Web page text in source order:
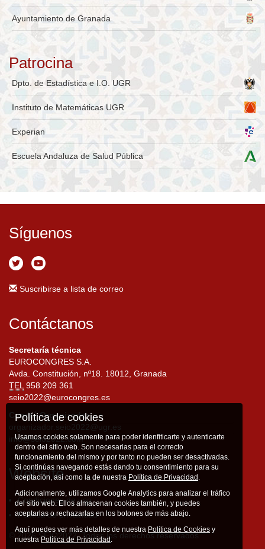
Ayuntamiento de Granada
Patrocina
Dpto. de Estadística e I.O. UGR
Instituto de Matemáticas UGR
Experian
Escuela Andaluza de Salud Pública
Síguenos
Suscribirse a lista de correo
Contáctanos
Secretaría técnica
EUROCONGRES S.A.
Avda. Constitución, nº18. 18012, Granada
TEL958 209 361
seio2022@eurocongres.es
Comité Organizador
organizador.seio2022@ugr.es
info@seio2022.com
Website
Condiciones de uso
Política de privacidad
© 2026 SEIO2022. Todos los derechos reservados
Política de cookies
Usamos cookies solamente para poder idenfiticarte y autenticarte
dentro del sitio web. Son necesarias para el correcto
funcionamiento del mismo y por tanto no pueden ser desactivadas.
Si continúas navegando estás dando tu consentimiento para su
aceptación, así como la de nuestra Política de Privacidad .
Adicionalmente, utilizamos Google Analytics para analizar el tráfico
del sitio web. Ellos almacenan cookies también, y puedes
aceptarlas o rechazarlas en los botones de más abajo.
Aquí puedes ver más detalles de nuestra Política de Cookies y
nuestra Política de Privacidad .